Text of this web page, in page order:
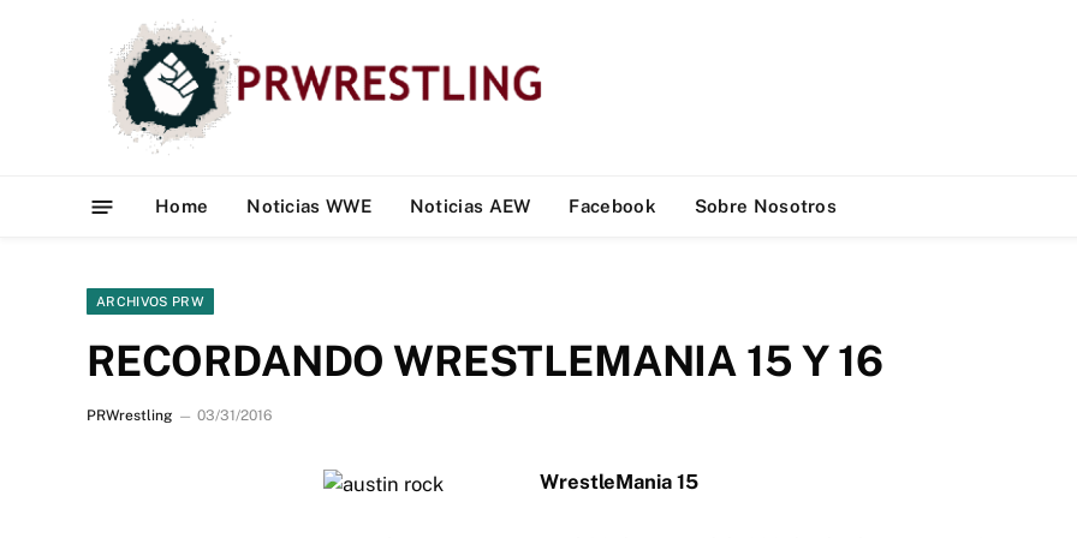
Home Noticias WWE Noticias AEW Facebook Sobre Nosotros
ARCHIVOS PRW
RECORDANDO WRESTLEMANIA 15 Y 16
PRWrestling 03/31/2016
WrestleMania 15